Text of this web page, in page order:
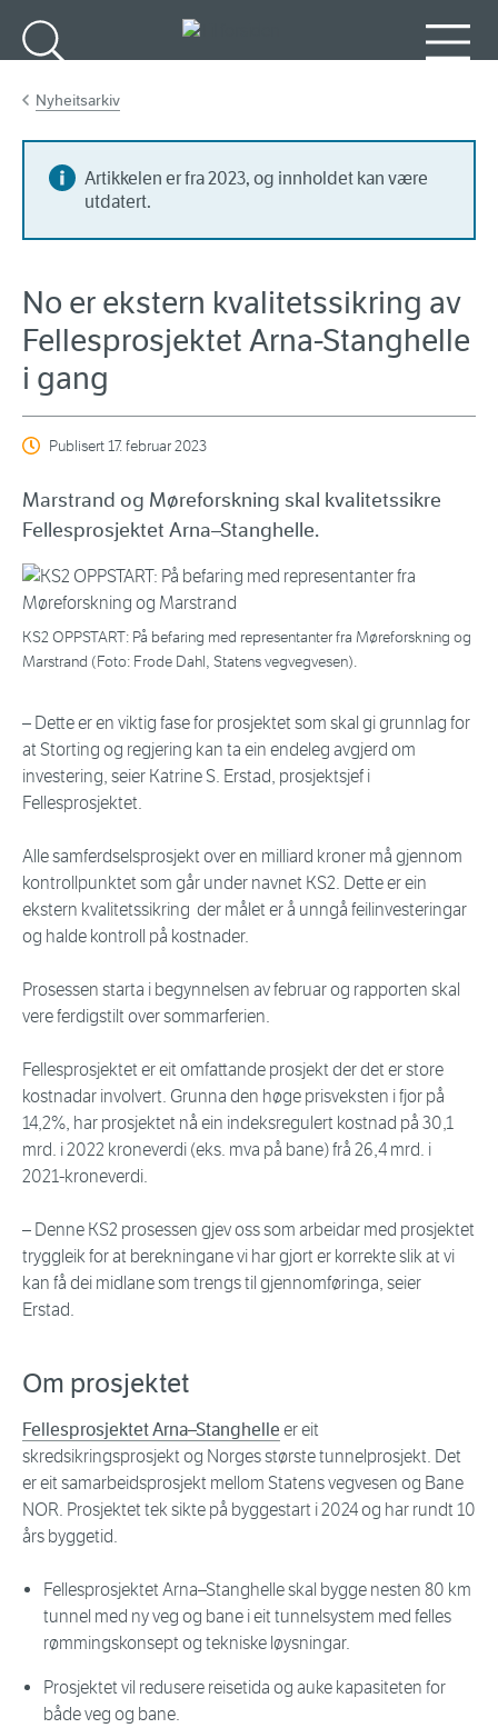
Nyheitsarkiv
Artikkelen er fra 2023, og innholdet kan være
utdatert.
No er ekstern kvalitetssikring av
Fellesprosjektet Arna-Stanghelle
i gang
Publisert17. februar 2023
Marstrand og Møreforskning skal kvalitetssikre
Fellesprosjektet Arna–Stanghelle.
KS2 OPPSTART: På befaring med representanter fra Møreforskning og
Marstrand (Foto: Frode Dahl, Statens vegvegvesen).
– Dette er en viktig fase for prosjektet som skal gi grunnlag for
at Storting og regjering kan ta ein endeleg avgjerd om
investering, seier Katrine S. Erstad, prosjektsjef i
Fellesprosjektet.
Alle samferdselsprosjekt over en milliard kroner må gjennom
kontrollpunktet som går under navnet KS2. Dette er ein
ekstern kvalitetssikring der målet er å unngå feilinvesteringar
og halde kontroll på kostnader.
Prosessen starta i begynnelsen av februar og rapporten skal
vere ferdigstilt over sommarferien.
Fellesprosjektet er eit omfattande prosjekt der det er store
kostnadar involvert. Grunna den høge prisveksten i fjor på
14,2%, har prosjektet nå ein indeksregulert kostnad på 30,1
mrd. i 2022 kroneverdi (eks. mva på bane) frå 26,4 mrd. i
2021-kroneverdi.
– Denne KS2 prosessen gjev oss som arbeidar med prosjektet
tryggleik for at berekningane vi har gjort er korrekte slik at vi
kan få dei midlane som trengs til gjennomføringa, seier
Erstad.
Om prosjektet
Fellesprosjektet Arna–Stanghelle er eit
skredsikringsprosjekt og Norges største tunnelprosjekt. Det
er eit samarbeidsprosjekt mellom Statens vegvesen og Bane
NOR. Prosjektet tek sikte på byggestart i 2024 og har rundt 10
års byggetid.
Fellesprosjektet Arna–Stanghelle skal bygge nesten 80 km
tunnel med ny veg og bane i eit tunnelsystem med felles
rømmingskonsept og tekniske løysningar.
Prosjektet vil redusere reisetida og auke kapasiteten for
både veg og bane.